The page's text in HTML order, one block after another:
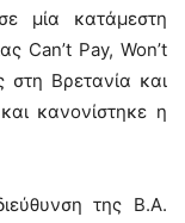
μία κατάμεστη
Can’t Pay, Won’t
στη Βρετανία και
κανονίστηκε η
της Β.Α.